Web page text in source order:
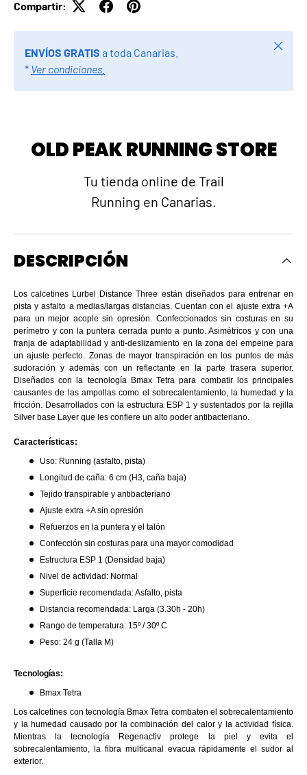
Compartir:
ENVÍOS GRATIS a toda Canarias.
* Ver condiciones.
Cerrar
OLD PEAK RUNNING STORE
Tu tienda online de Trail
Running en Canarias.
DESCRIPCIÓN
Los calcetines Lurbel Distance Three están diseñados para entrenar en
pista y asfalto a medias/largas distancias. Cuentan con el ajuste extra +A
para un mejor acople sin opresión. Confeccionados sin costuras en su
perímetro y con la puntera cerrada punto a punto. Asimétricos y con una
franja de adaptabilidad y anti-deslizamiento en la zona del empeine para
un ajuste perfecto. Zonas de mayor transpiración en los puntos de más
sudoración y además con un reflectante en la parte trasera superior.
Diseñados con la tecnología Bmax Tetra para combatir los principales
causantes de las ampollas como el sobrecalentamiento, la humedad y la
fricción. Desarrollados con la estructura ESP 1 y sustentados por la rejilla
Silver base Layer que les confiere un alto poder antibacteriano.
Características:
Uso: Running (asfalto, pista)
Longitud de caña: 6 cm (H3, caña baja)
Tejido transpirable y antibacteriano
Ajuste extra +A sin opresión
Refuerzos en la puntera y el talón
Confección sin costuras para una mayor comodidad
Estructura ESP 1 (Densidad baja)
Nivel de actividad: Normal
Superficie recomendada: Asfalto, pista
Distancia recomendada: Larga (3.30h - 20h)
Rango de temperatura: 15º / 30º C
Peso: 24 g (Talla M)
Tecnologías:
Bmax Tetra
Los calcetines con tecnología Bmax Tetra combaten el sobrecalentamiento
y la humedad causado por la combinación del calor y la actividad física.
Mientras la tecnología Regenactiv protege la piel y evita el
sobrecalentamiento, la fibra multicanal evacua rápidamente el sudor al
exterior.